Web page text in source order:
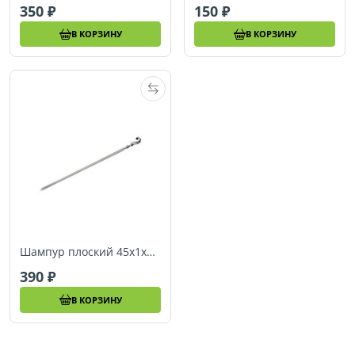
350
В КОРЗИНУ
150
В КОРЗИНУ
Шампур плоский 45х1х0,15 см, RoyalGrill 80-062
390
В КОРЗИНУ